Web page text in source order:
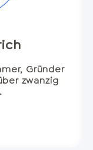
Gründer
zwanzig